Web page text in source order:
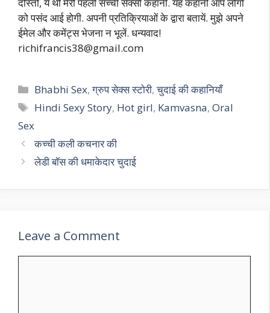
को पसंद आई होगी. अपनी प्रतिक्रियाओं के द्वारा बतायें. मुझे अपने
ईमेल और कमेंट्स भेजना न भूलें. धन्यवाद!
richifrancis38@gmail.com
Categories
Bhabhi Sex,ग्रुप सेक्स स्टोरी,चुदाई की कहानियाँ
Tags
Hindi Sexy Story, Hot girl, Kamvasna,Oral
Sex
कच्ची कली कचनार की
लेडी बॉस की धमाकेदार चुदाई
Leave a Comment